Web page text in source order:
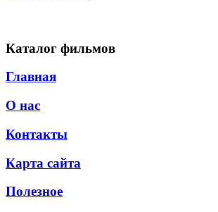
Каталог фильмов
Главная
О нас
Контакты
Карта сайта
Полезное